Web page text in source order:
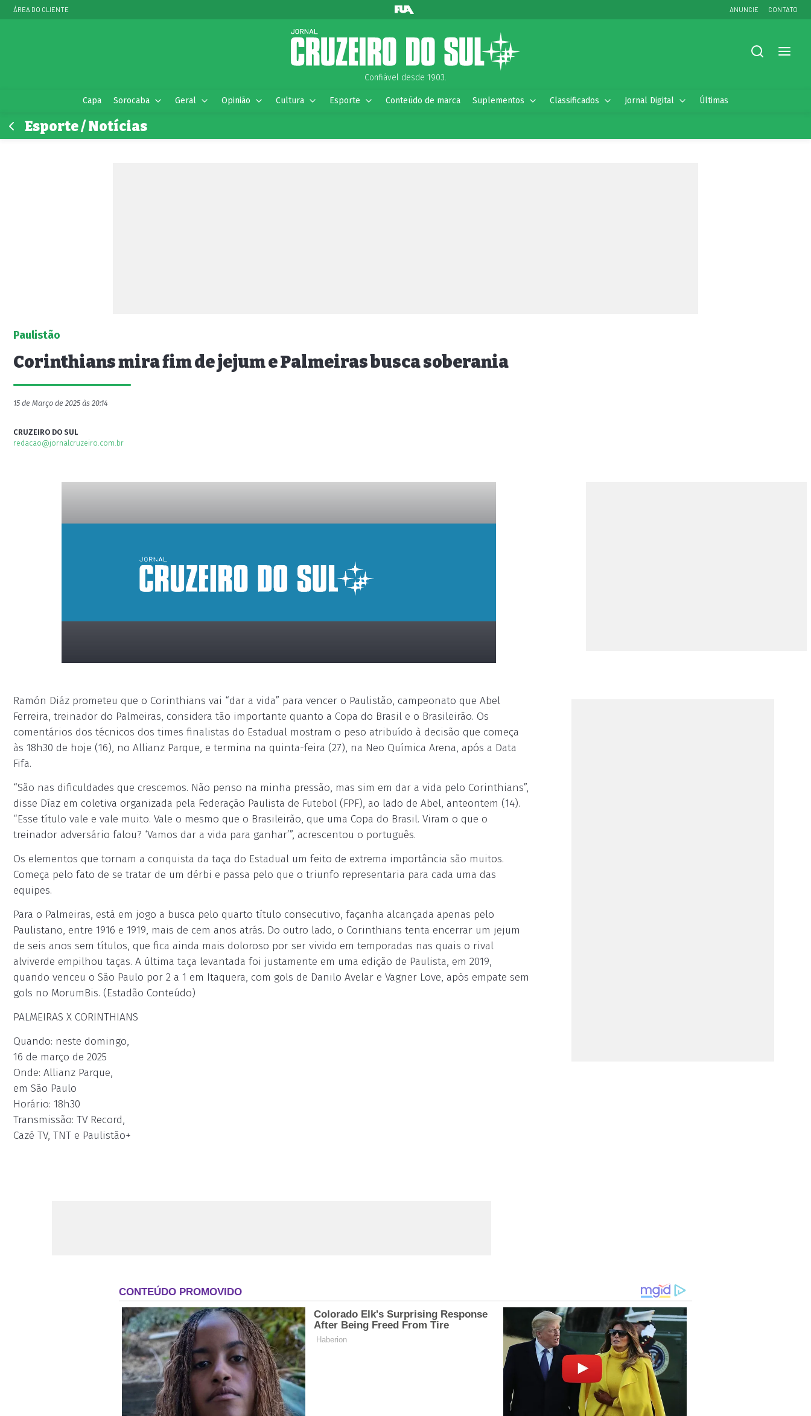
ÁREA DO CLIENTE ANUNCIE CONTATO
Confiável desde 1903.
Capa Sorocaba Geral Opinião Cultura Esporte Conteúdo de marca Suplementos Classificados Jornal Digital Últimas
Esporte / Notícias
Paulistão
Corinthians mira fim de jejum e Palmeiras busca soberania
15 de Março de 2025 às 20:14
CRUZEIRO DO SUL
redacao@jornalcruzeiro.com.br
Ramón Diáz prometeu que o Corinthians vai “dar a vida” para vencer o Paulistão, campeonato que Abel
Ferreira, treinador do Palmeiras, considera tão importante quanto a Copa do Brasil e o Brasileirão. Os
comentários dos técnicos dos times finalistas do Estadual mostram o peso atribuído à decisão que começa
às 18h30 de hoje (16), no Allianz Parque, e termina na quinta-feira (27), na Neo Química Arena, após a Data
Fifa.
“São nas dificuldades que crescemos. Não penso na minha pressão, mas sim em dar a vida pelo Corinthians”,
disse Díaz em coletiva organizada pela Federação Paulista de Futebol (FPF), ao lado de Abel, anteontem (14).
“Esse título vale e vale muito. Vale o mesmo que o Brasileirão, que uma Copa do Brasil. Viram o que o
treinador adversário falou? ‘Vamos dar a vida para ganhar’”, acrescentou o português.
Os elementos que tornam a conquista da taça do Estadual um feito de extrema importância são muitos.
Começa pelo fato de se tratar de um dérbi e passa pelo que o triunfo representaria para cada uma das
equipes.
Para o Palmeiras, está em jogo a busca pelo quarto título consecutivo, façanha alcançada apenas pelo
Paulistano, entre 1916 e 1919, mais de cem anos atrás. Do outro lado, o Corinthians tenta encerrar um jejum
de seis anos sem títulos, que fica ainda mais doloroso por ser vivido em temporadas nas quais o rival
alviverde empilhou taças. A última taça levantada foi justamente em uma edição de Paulista, em 2019,
quando venceu o São Paulo por 2 a 1 em Itaquera, com gols de Danilo Avelar e Vagner Love, após empate sem
gols no MorumBis. (Estadão Conteúdo)
PALMEIRAS X CORINTHIANS
Quando: neste domingo,
16 de março de 2025
Onde: Allianz Parque,
em São Paulo
Horário: 18h30
Transmissão: TV Record,
Cazé TV, TNT e Paulistão+